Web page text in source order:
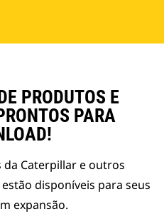
PRODUTOS E
PARA
Caterpillar e outros
disponíveis para seus
expansão.